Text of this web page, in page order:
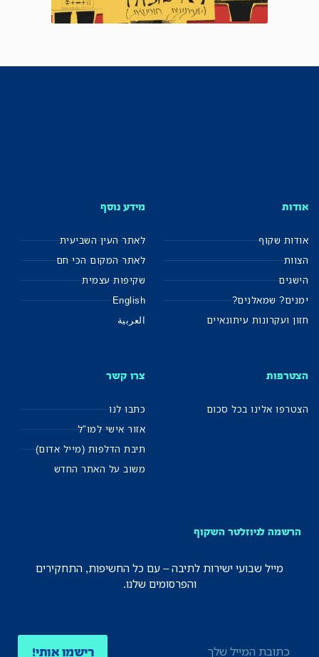
אודות
אודות שקוף
הצוות
הישגים
ימנים? שמאלנים?
חזון ועקרונות עיתונאיים
מידע נוסף
לאתר העין השביעית
לאתר המקום הכי חם
שקיפות עצמית
English
العربية
הצטרפות
הצטרפו אלינו בכל סכום
צרו קשר
כתבו לנו
אזור אישי למו"ל
תיבת הדלפות (מייל אדום)
משוב על האתר החדש
הרשמה לניוזלטר השקוף
מייל שבועי ישירות לתיבה – עם כל החשיפות, התחקירים
והפרסומים שלנו.
רישמו אותי!